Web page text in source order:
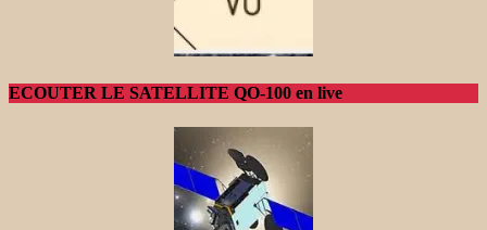
ECOUTER LE SATELLITE QO-100 en live